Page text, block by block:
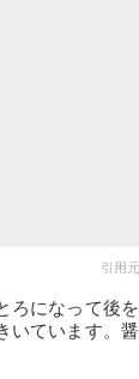
引用
になって後
いています。